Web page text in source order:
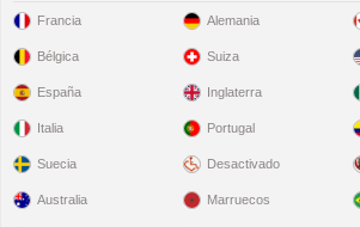
Francia
Bélgica
España
Italia
Suecia
Alemania
Suiza
Inglaterra
Portugal
Desactivado
Australia Marruecos